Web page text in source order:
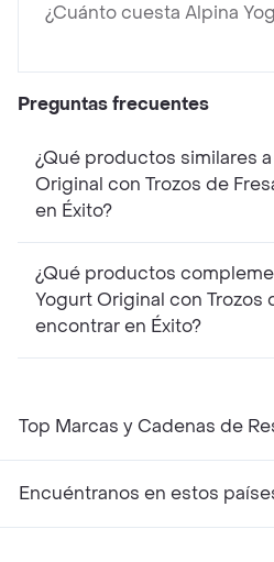
¿Cuánto cuesta Alpina
Preguntas frecuentes
¿Qué productos similares
Original con Trozos de
en Éxito?
¿Qué productos
Yogurt Original con Trozos
encontrar en Éxito?
Top Marcas y Cadenas de
Encuéntranos en estos